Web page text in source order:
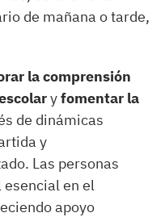
de mañana o tarde,
la comprensión
yfomentar la
de dinámicas
y
Las personas
en el
apoyo